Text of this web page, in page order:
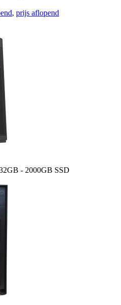
, prijs aflopend
- 2000GB SSD